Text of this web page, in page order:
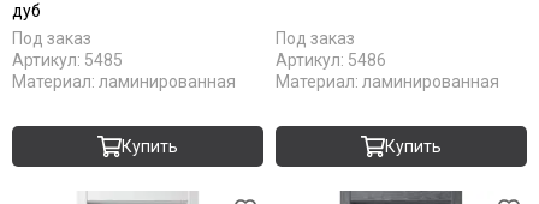
дуб
Под заказ
Артикул: 5485
Материал: ламинированная
Купить
Под заказ
Артикул: 5486
Материал: ламинированная
Купить